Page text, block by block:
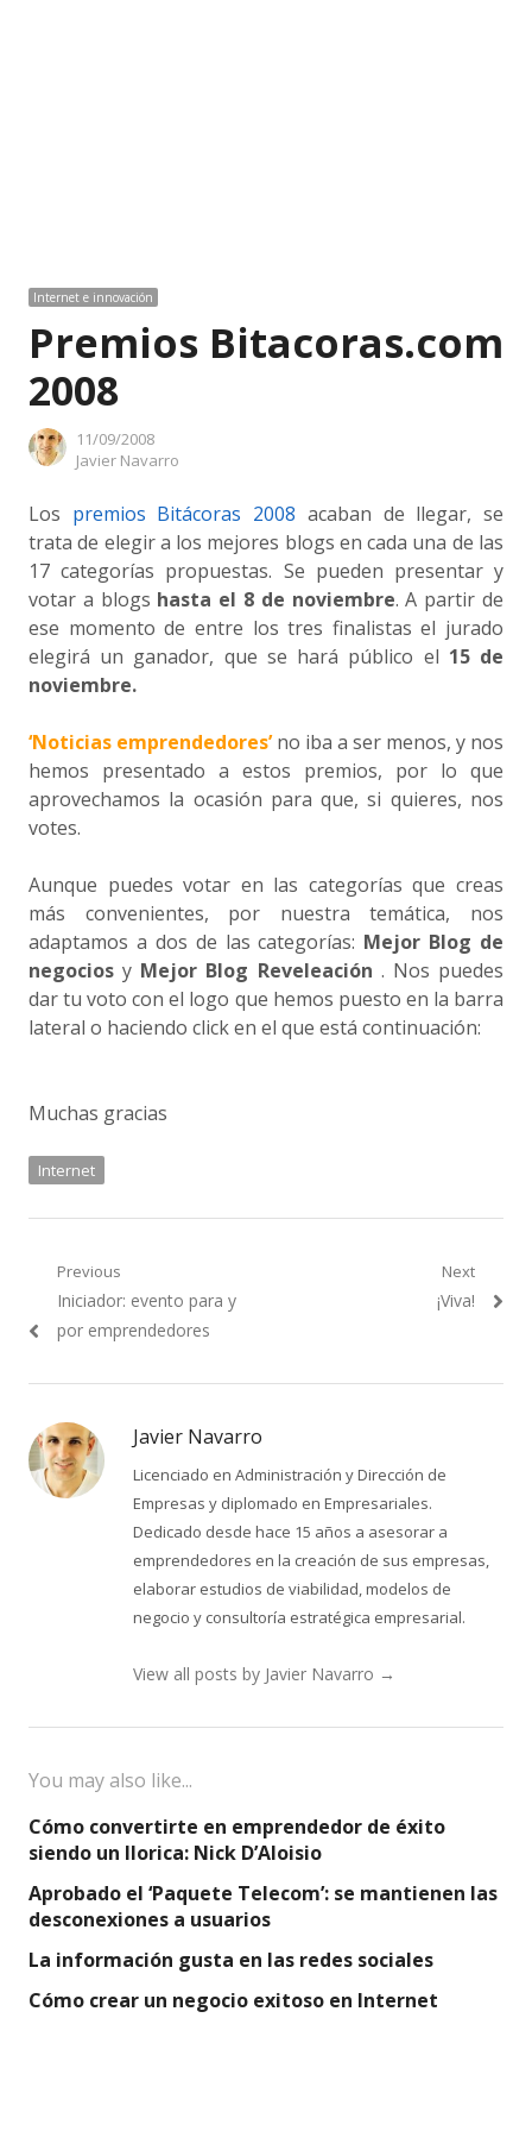
Internet e innovación
Premios Bitacoras.com
2008
11/09/2008
Author
Javier Navarro
Los premios Bitácoras 2008 acaban de llegar, se
trata de elegir a los mejores blogs en cada una de las
17 categorías propuestas. Se pueden presentar y
votar a blogs hasta el 8 de noviembre. A partir de
ese momento de entre los tres finalistas el jurado
elegirá un ganador, que se hará público el 15 de
noviembre.
‘Noticias emprendedores’no iba a ser menos, y nos
hemos presentado a estos premios, por lo que
aprovechamos la ocasión para que, si quieres, nos
votes.
Aunque puedes votar en las categorías que creas
más convenientes, por nuestra temática, nos
adaptamos a dos de las categorías: Mejor Blog de
negocios y Mejor Blog Reveleación . Nos puedes
dar tu voto con el logo que hemos puesto en la barra
lateral o haciendo click en el que está continuación:
Muchas gracias
Internet
Navegación
de
Previous
Previous
post:
Iniciador: evento para y
por emprendedores
Next
Next
¡Viva!
Javier Navarro
Licenciado en Administración y Dirección de
Empresas y diplomado en Empresariales.
Dedicado desde hace 15 años a asesorar a
emprendedores en la creación de sus empresas,
elaborar estudios de viabilidad, modelos de
negocio y consultoría estratégica empresarial.
View all posts by Javier Navarro →
You may also like...
Cómo convertirte en emprendedor de éxito
siendo un llorica: Nick D’Aloisio
Aprobado el ‘Paquete Telecom’: se mantienen las
desconexiones a usuarios
La información gusta en las redes sociales
Cómo crear un negocio exitoso en Internet